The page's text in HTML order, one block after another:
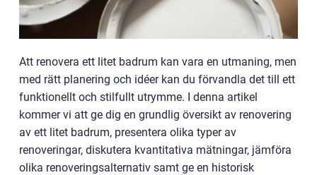
Att renovera ett litet badrum kan vara en utmaning, men
med rätt planering och idéer kan du förvandla det till ett
funktionellt och stilfullt utrymme. I denna artikel
kommer vi att ge dig en grundlig översikt av renovering
av ett litet badrum, presentera olika typer av
renoveringar, diskutera kvantitativa mätningar, jämföra
olika renoveringsalternativ samt ge en historisk